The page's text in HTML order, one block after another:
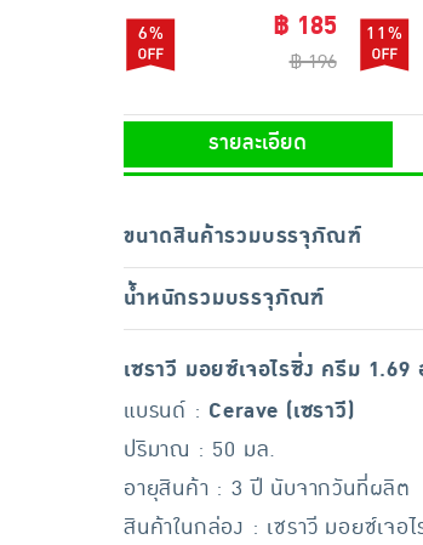
6% ฿ 185
฿ 196
11%
รายละเอียด
ขนาดสินค้ารวมบรรจุภัณฑ์
น้ำหนักรวมบรรจุภัณฑ์
เซราวี มอยซ์เจอไรซิ่ง ครีม
แบรนด์ : Cerave (เซราวี)
ปริมาณ : 50 มล.
อายุสินค้า : 3 ปี นับจากวันที่ผลิต
สินค้าในกล่อง : เซราวี มอยซ์เจ